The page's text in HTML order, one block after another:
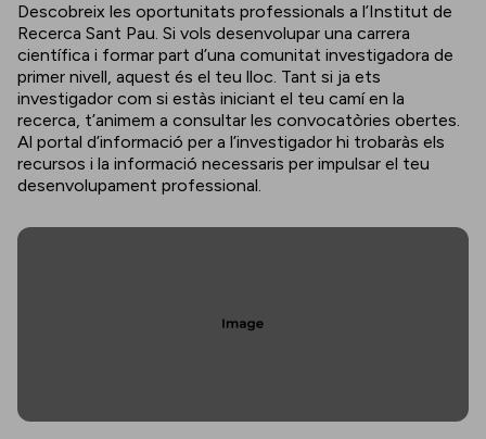
Descobreix les oportunitats professionals a l’Institut de
Recerca Sant Pau. Si vols desenvolupar una carrera
científica i formar part d’una comunitat investigadora de
primer nivell, aquest és el teu lloc. Tant si ja ets
investigador com si estàs iniciant el teu camí en la
recerca, t’animem a consultar les convocatòries obertes.
Al portal d’informació per a l’investigador hi trobaràs els
recursos i la informació necessaris per impulsar el teu
desenvolupament professional.